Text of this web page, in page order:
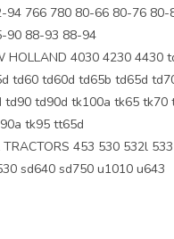
94 766 780 80-66 80-76
90 88-93 88-94
HOLLAND 4030 4230 4430
td60 td60d td65b td65d
td90 td90d tk100a tk65 tk70
tk95 tt65d
TRACTORS 453 530 532l
sd640 sd750 u1010 u643